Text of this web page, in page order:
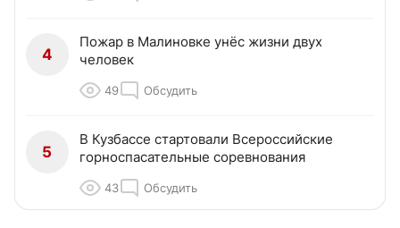
4
Пожар в Малиновке унёс жизни двух
человек
49 Обсудить
5
В Кузбассе стартовали Всероссийские
горноспасательные соревнования
43 Обсудить